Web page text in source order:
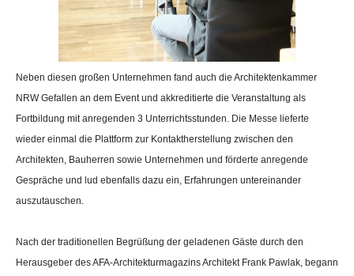
Neben diesen großen Unternehmen fand auch die Architektenkammer
NRW Gefallen an dem Event und akkreditierte die Veranstaltung als
Fortbildung mit anregenden 3 Unterrichtsstunden. Die Messe lieferte
wieder einmal die Plattform zur Kontaktherstellung zwischen den
Architekten, Bauherren sowie Unternehmen und förderte anregende
Gespräche und lud ebenfalls dazu ein, Erfahrungen untereinander
auszutauschen.
Nach der traditionellen Begrüßung der geladenen Gäste durch den
Herausgeber des AFA-Architekturmagazins Architekt Frank Pawlak, begann